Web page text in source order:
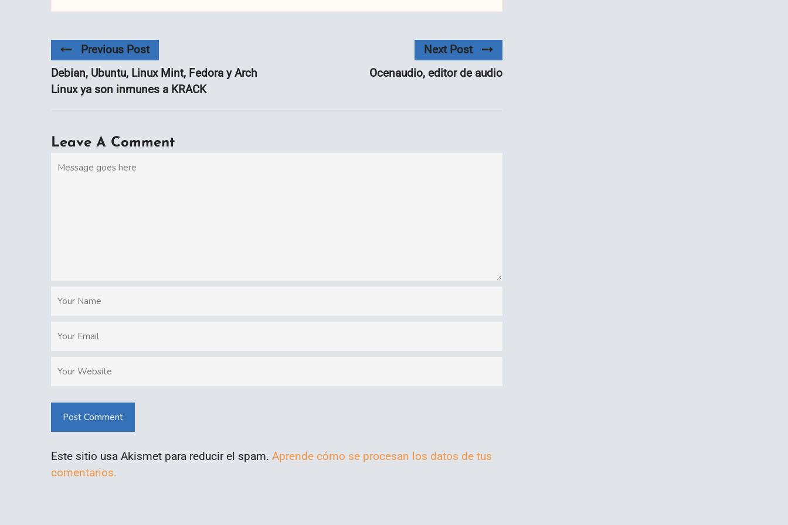
Previous Post
Debian, Ubuntu, Linux Mint, Fedora y Arch
Linux ya son inmunes a KRACK
Next Post
Ocenaudio, editor de audio
Leave A Comment
Post Comment
Este sitio usa Akismet para reducir el spam. Aprende cómo se procesan los datos de tus
comentarios.